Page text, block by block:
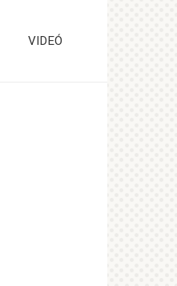
VIDEÓ